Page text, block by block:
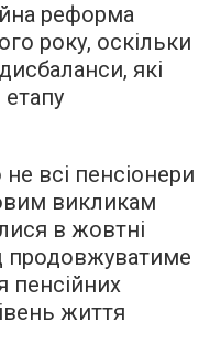
реформа
року, оскільки
які
всі пенсіонери
викликам
в жовтні
продовжуватиме
пенсійних
життя